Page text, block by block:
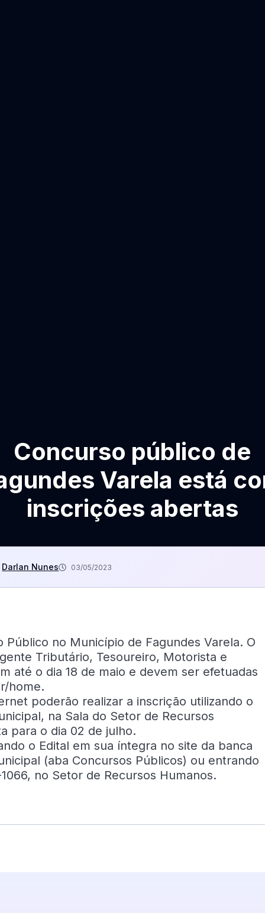
Concurso público de
Varela está
inscrições abertas
Darlan Nunes 03/05/2023
no Município de Fagundes Varela. O
Tributário, Tesoureiro, Motorista e
até o dia 18 de maio e devem ser efetuadas
home.
poderão realizar a inscrição utilizando o
na Sala do Setor de Recursos
para o dia 02 de julho.
o Edital em sua íntegra no site da banca
(aba Concursos Públicos) ou entrando
no Setor de Recursos Humanos.